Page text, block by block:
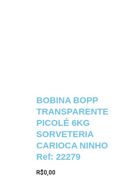
BOBINA BOPP
TRANSPARENTE
PICOLÉ 6KG
SORVETERIA
CARIOCA NINHO
Ref: 22279
R$0,00